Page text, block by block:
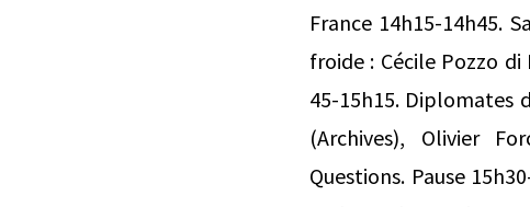
France 14h15-14h45.
froide : Cécile Pozzo di
45-15h15. Diplomates
(Archives), Olivier
Questions. Pause